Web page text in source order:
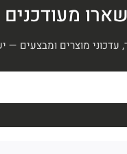
מעודכנים
עדכוני מוצרים ומבצעים —